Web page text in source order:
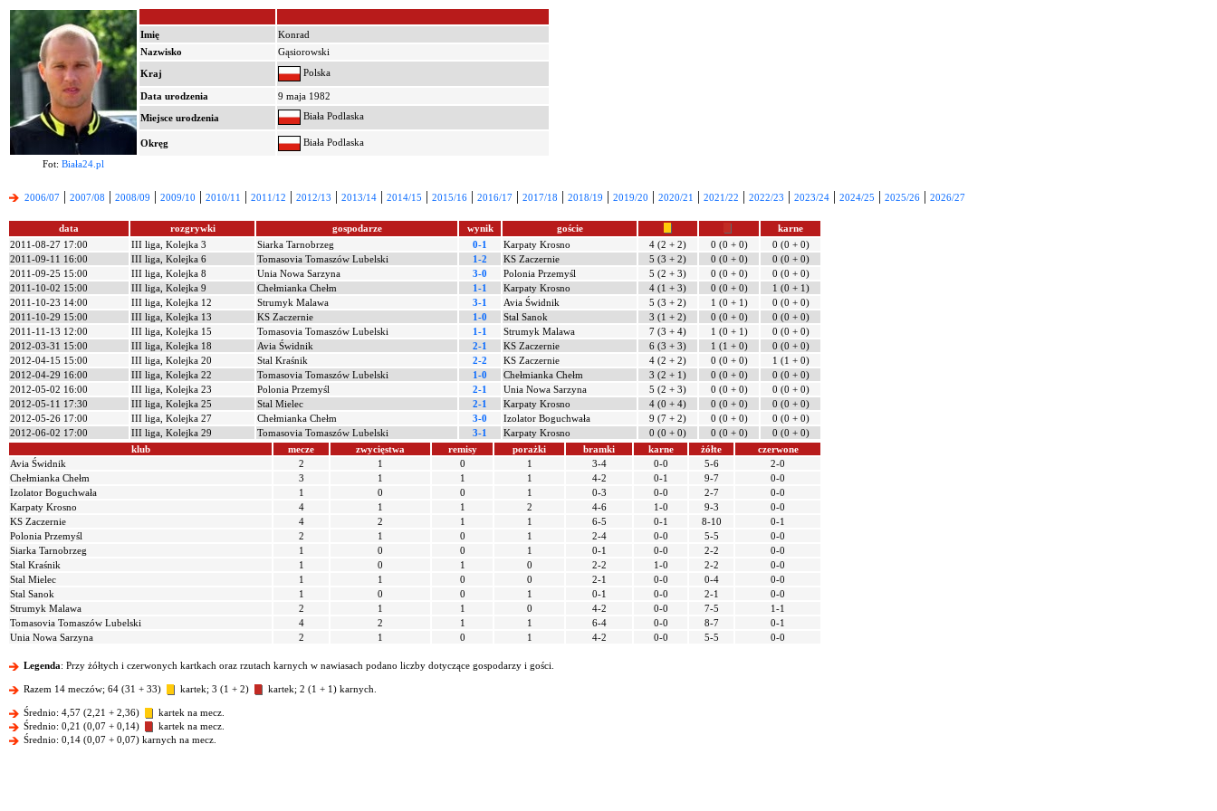
Imię
Konrad
Nazwisko
Gąsiorowski
Kraj
Polska
Data urodzenia
9 maja 1982
Miejsce urodzenia
Biała Podlaska
Okręg
Biała Podlaska
Fot: Biała24.pl
2006/07 | 2007/08 | 2008/09 | 2009/10 | 2010/11 | 2011/12 | 2012/13 | 2013/14 | 2014/15 | 2015/16 | 2016/17 | 2017/18 | 2018/19 | 2019/20 | 2020/21 | 2021/22 | 2022/23 | 2023/24 | 2024/25 | 2025/26 | 2026/27
data rozgrywki gospodarze wynik goście
karne
2011-08-27 17:00
III liga, Kolejka 3 Siarka Tarnobrzeg 0-1 Karpaty Krosno 4 (2 + 2) 0 (0 + 0)
0 (0 + 0)
2011-09-11 16:00
III liga, Kolejka 6 Tomasovia Tomaszów Lubelski 1-2 KS Zaczernie 5 (3 + 2) 0 (0 + 0)
0 (0 + 0)
2011-09-25 15:00
III liga, Kolejka 8 Unia Nowa Sarzyna 3-0 Polonia Przemyśl 5 (2 + 3) 0 (0 + 0)
0 (0 + 0)
2011-10-02 15:00
III liga, Kolejka 9 Chełmianka Chełm 1-1 Karpaty Krosno 4 (1 + 3) 0 (0 + 0)
1 (0 + 1)
2011-10-23 14:00
III liga, Kolejka 12 Strumyk Malawa 3-1 Avia Świdnik 5 (3 + 2) 1 (0 + 1)
0 (0 + 0)
2011-10-29 15:00
III liga, Kolejka 13 KS Zaczernie 1-0 Stal Sanok 3 (1 + 2) 0 (0 + 0)
0 (0 + 0)
2011-11-13 12:00
III liga, Kolejka 15 Tomasovia Tomaszów Lubelski 1-1 Strumyk Malawa 7 (3 + 4) 1 (0 + 1)
0 (0 + 0)
2012-03-31 15:00
III liga, Kolejka 18 Avia Świdnik 2-1 KS Zaczernie 6 (3 + 3) 1 (1 + 0)
0 (0 + 0)
2012-04-15 15:00
III liga, Kolejka 20 Stal Kraśnik 2-2 KS Zaczernie 4 (2 + 2) 0 (0 + 0)
1 (1 + 0)
2012-04-29 16:00
III liga, Kolejka 22 Tomasovia Tomaszów Lubelski 1-0 Chełmianka Chełm 3 (2 + 1) 0 (0 + 0)
0 (0 + 0)
2012-05-02 16:00
III liga, Kolejka 23 Polonia Przemyśl 2-1 Unia Nowa Sarzyna 5 (2 + 3) 0 (0 + 0)
0 (0 + 0)
2012-05-11 17:30
III liga, Kolejka 25 Stal Mielec 2-1 Karpaty Krosno 4 (0 + 4) 0 (0 + 0)
0 (0 + 0)
2012-05-26 17:00
III liga, Kolejka 27 Chełmianka Chełm 3-0 Izolator Boguchwała 9 (7 + 2) 0 (0 + 0)
0 (0 + 0)
2012-06-02 17:00
III liga, Kolejka 29 Tomasovia Tomaszów Lubelski 3-1 Karpaty Krosno 0 (0 + 0) 0 (0 + 0)
0 (0 + 0)
klub
mecze zwycięstwa remisy porażki bramki karne żółte
czerwone
Avia Świdnik
2 1 0 1 3-4 0-0 5-6
2-0
Chełmianka Chełm
3 1 1 1 4-2 0-1 9-7
0-0
Izolator Boguchwała
1 0 0 1 0-3 0-0 2-7
0-0
Karpaty Krosno
4 1 1 2 4-6 1-0 9-3
0-0
KS Zaczernie
4 2 1 1 6-5 0-1 8-10
0-1
Polonia Przemyśl
2 1 0 1 2-4 0-0 5-5
0-0
Siarka Tarnobrzeg
1 0 0 1 0-1 0-0 2-2
0-0
Stal Kraśnik
1 0 1 0 2-2 1-0 2-2
0-0
Stal Mielec
1 1 0 0 2-1 0-0 0-4
0-0
Stal Sanok
1 0 0 1 0-1 0-0 2-1
0-0
Strumyk Malawa
2 1 1 0 4-2 0-0 7-5
1-1
Tomasovia Tomaszów Lubelski
4 2 1 1 6-4 0-0 8-7
0-1
Unia Nowa Sarzyna
2 1 0 1 4-2 0-0 5-5 0-0
Legenda: Przy żółtych i czerwonych kartkach oraz rzutach karnych w nawiasach podano liczby dotyczące gospodarzy i gości.
Razem 14 meczów; 64 (31 + 33) kartek; 3 (1 + 2) kartek; 2 (1 + 1) karnych.
Średnio: 4,57 (2,21 + 2,36)
kartek na mecz.
Średnio: 0,21 (0,07 + 0,14)
kartek na mecz.
Średnio: 0,14 (0,07 + 0,07) karnych na mecz.